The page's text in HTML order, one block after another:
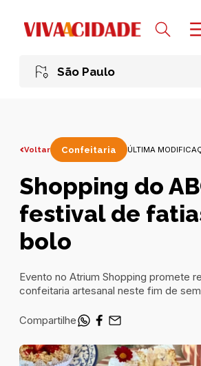
São Paulo
Voltar Confeitaria ÚLTIMA
Shopping do
festival de
bolo
Evento no Atrium Shopping promete
confeitaria artesanal neste fim de
Compartilhe